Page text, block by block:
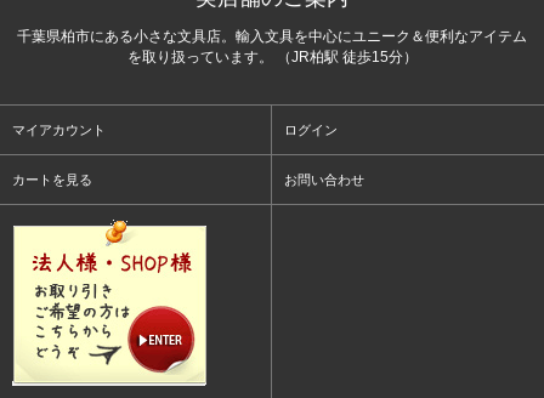
千葉県柏市にある小さな文具店。輸入文具を中心にユニーク＆便利なアイテム
を取り扱っています。 （JR柏駅 徒歩15分）
マイアカウント ログイン
カートを見る お問い合わせ